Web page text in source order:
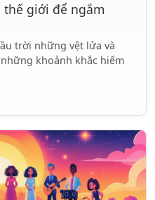
giới để ngắm
trời những vệt lửa và
khoảnh khắc hiếm